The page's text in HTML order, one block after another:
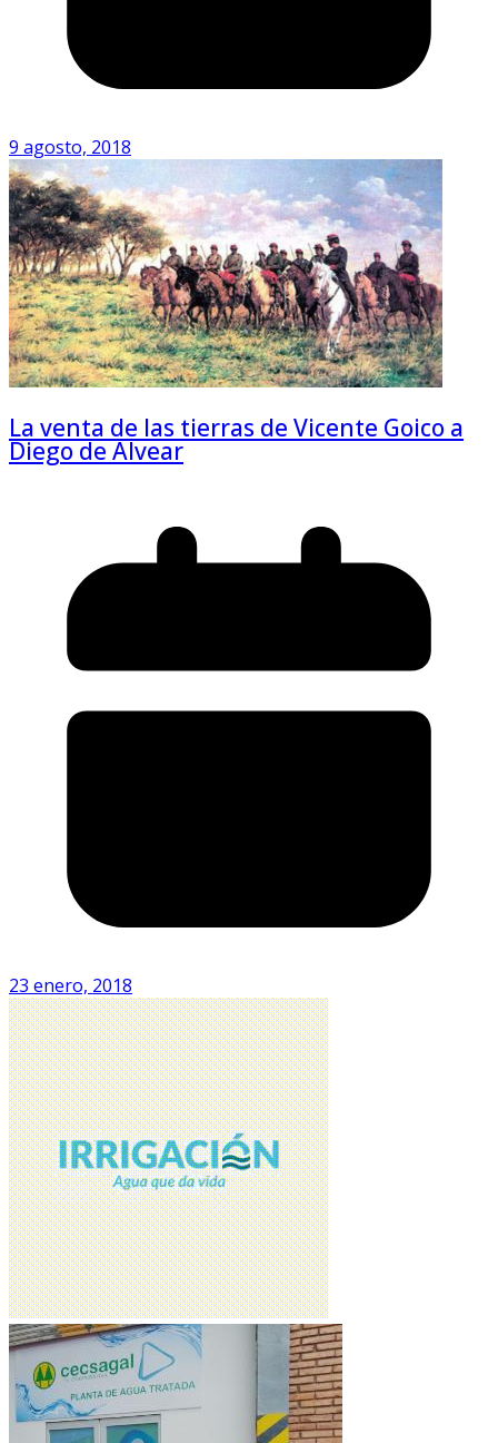
9 agosto, 2018
La venta de las tierras de Vicente Goico a
Diego de Alvear
23 enero, 2018